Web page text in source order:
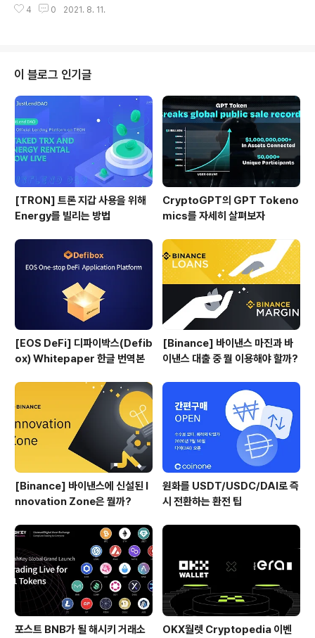
는 별도 dcrypto.tistory.com BIT토큰은 전체 물량의
세일 정보에 대해서는 별도의 포스팅을 통해 다뤄보기로
임소재가 불분명하고, 투표 참여율의 문제 등의 한계로 인
해 DAO에 대한 회의론도 많습니다. 이러한 상황 속에서 B
itDAO는 억만장자 피터 틸을 비롯하여 금융업 투자기관 F
ounders Fund, Pantera Capital, Dragonfly Capita
l, Fenbushi, Spartan, NGC 등으로..
4 0 2021. 8. 11.
이 블로그 인기글
[TRON] 트론 지갑 사용을 위해
Energy를 빌리는 방법
CryptoGPT의 GPT Tokeno
mics를 자세히 살펴보자
[EOS DeFi] 디파이박스(Defib
ox) Whitepaper 한글 번역본
[Binance] 바이낸스 마진과 바
이낸스 대출 중 뭘 이용해야 할까?
[Binance] 바이낸스에 신설된 I
nnovation Zone은 뭘까?
원화를 USDT/USDC/DAI로 즉
시 전환하는 환전 팁
포스트 BNB가 될 해시키 거래소 OKX월렛 Cryptopedia 이벤